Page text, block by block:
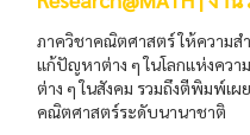
ภาควิชาคณิตศาสตร์ ให้ความส
แก้ปัญหาต่าง ๆ ในโลกแห่งคว
ต่าง ๆ ในสังคม รวมถึงตีพิมพ์เผ
คณิตศาสตร์ระดับนานาชาติ